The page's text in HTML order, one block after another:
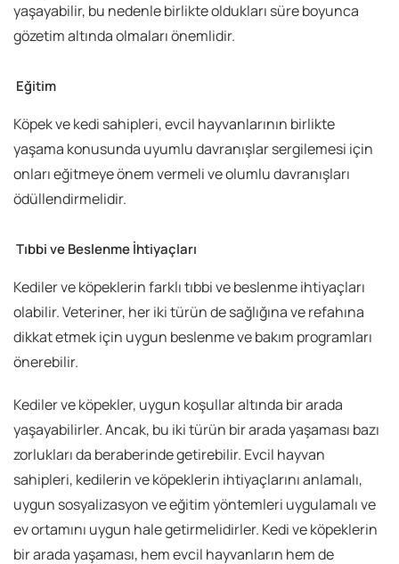
yaşayabilir, bu nedenle birlikte oldukları süre boyunca
gözetim altında olmaları önemlidir.
Eğitim
Köpek ve kedi sahipleri, evcil hayvanlarının birlikte
yaşama konusunda uyumlu davranışlar sergilemesi için
onları eğitmeye önem vermeli ve olumlu davranışları
ödüllendirmelidir.
Tıbbi ve Beslenme İhtiyaçları
Kediler ve köpeklerin farklı tıbbi ve beslenme ihtiyaçları
olabilir. Veteriner, her iki türün de sağlığına ve refahına
dikkat etmek için uygun beslenme ve bakım programları
önerebilir.
Kediler ve köpekler, uygun koşullar altında bir arada
yaşayabilirler. Ancak, bu iki türün bir arada yaşaması bazı
zorlukları da beraberinde getirebilir. Evcil hayvan
sahipleri, kedilerin ve köpeklerin ihtiyaçlarını anlamalı,
uygun sosyalizasyon ve eğitim yöntemleri uygulamalı ve
ev ortamını uygun hale getirmelidirler. Kedi ve köpeklerin
bir arada yaşaması, hem evcil hayvanların hem de